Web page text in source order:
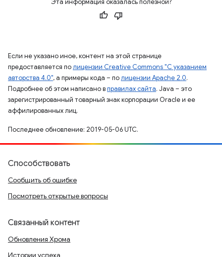
Если не указано иное, контент на этой странице
предоставляется полицензии Creative Commons "С указанием
авторства 4.0", а примеры кода – полицензии Apache 2.0.
Подробнее об этом написано вправилах сайта. Java – это
зарегистрированный товарный знак корпорации Oracle и ее
аффилированных лиц.
Последнее обновление: 2019-05-06 UTC.
Способствовать
Сообщить об ошибке
Посмотреть открытые вопросы
Связанный контент
Обновления Хрома
Истории успеха